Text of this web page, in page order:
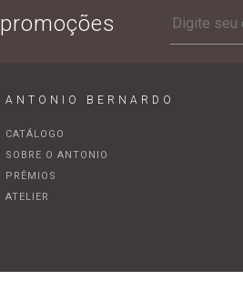
ANTONIO BERNARDO
CATÁLOGO
SOBRE O ANTONIO
PRÊMIOS
ATELIER